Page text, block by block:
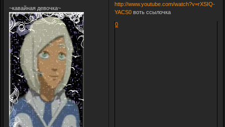
~кавайная девочка~
http://www.youtube.com/watch?v=rXSIQ-
YACS0 воть ссылочка
0